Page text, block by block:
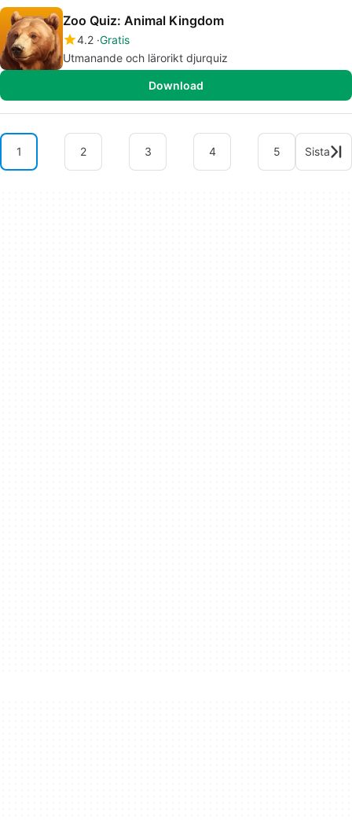
Zoo Quiz: Animal Kingdom
4.2 Gratis
Utmanande och lärorikt djurquiz
Download
1 2 3 4 5 Sista